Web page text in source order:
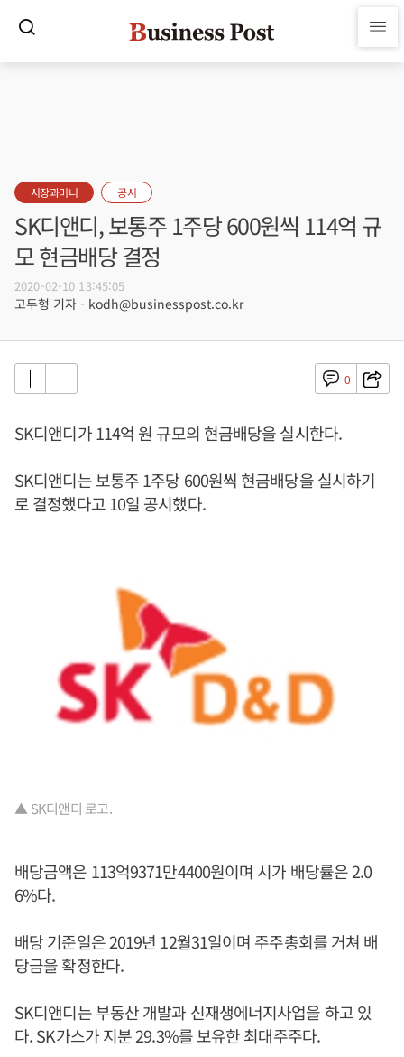
시장과머니 공시
SK디앤디, 보통주 1주당 600원씩 114억 규
모 현금배당 결정
2020-02-10 13:45:05
고두형 기자 - kodh@businesspost.co.kr
0
SK디앤디가 114억 원 규모의 현금배당을 실시한다.
SK디앤디는 보통주 1주당 600원씩 현금배당을 실시하기
로 결정했다고 10일 공시했다.
▲ SK디앤디 로고.
배당금액은 113억9371만4400원이며 시가 배당률은 2.0
6%다.
배당 기준일은 2019년 12월31일이며 주주총회를 거쳐 배
당금을 확정한다.
SK디앤디는 부동산 개발과 신재생에너지사업을 하고 있
다. SK가스가 지분 29.3%를 보유한 최대주주다.